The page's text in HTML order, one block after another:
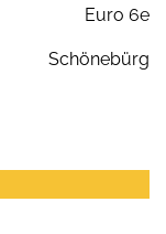
Euro 6e
Schönebürg